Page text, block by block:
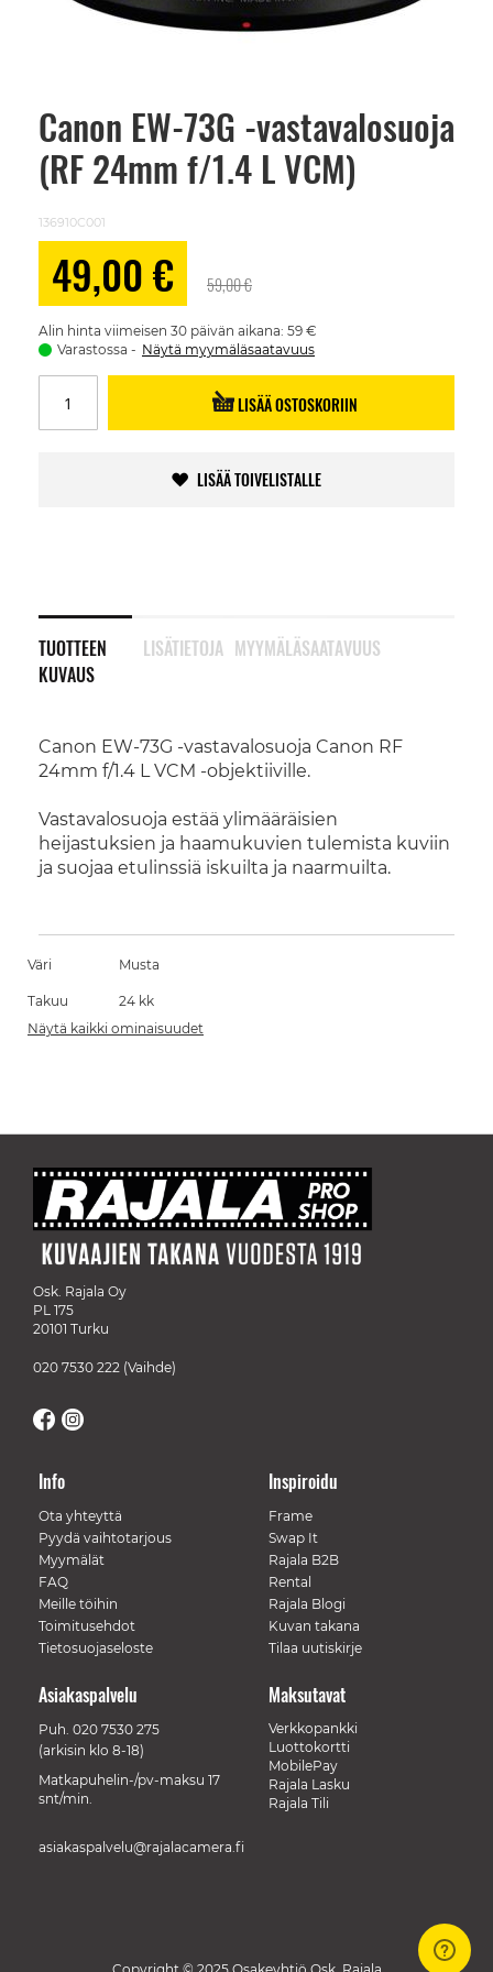
Canon EW-73G -vastavalosuoja
(RF 24mm f/1.4 L VCM)
136910C001
49,00 € 59,00 €
Alin hinta viimeisen 30 päivän aikana: 59 €
Varastossa
Näytä myymäläsaatavuus
LISÄÄ OSTOSKORIIN
LISÄÄ TOIVELISTALLE
TUOTTEEN
KUVAUS
Canon EW-73G -vastavalosuoja Canon RF
24mm f/1.4 L VCM -objektiiville.
Vastavalosuoja estää ylimääräisien
heijastuksien ja haamukuvien tulemista kuviin
ja suojaa etulinssiä iskuilta ja naarmuilta.
LISÄTIETOJA MYYMÄLÄSAATAVUUS
Skip
beginning
images
gallery
Väri Musta
Takuu
24 kk
Näytä kaikki ominaisuudet
Osk. Rajala Oy
PL 175
20101 Turku
020 7530 222 (Vaihde)
Info
Ota yhteyttä
Pyydä vaihtotarjous
Myymälät
FAQ
Meille töihin
Toimitusehdot
Tietosuojaseloste
Inspiroidu
Frame
Swap It
Rajala B2B
Rental
Rajala Blogi
Kuvan takana
Tilaa uutiskirje
Maksutavat
Verkkopankki
Luottokortti
MobilePay
Rajala Lasku
Rajala Tili
Asiakaspalvelu
Puh. 020 7530 275
(arkisin klo 8-18)
Matkapuhelin-/pv-maksu 17
snt/min.
asiakaspalvelu@rajalacamera.fi